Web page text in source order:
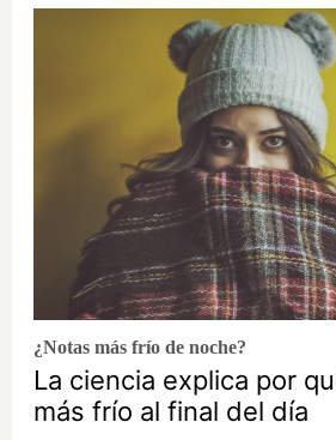
¿Notas más frío de noche?
La ciencia explica por
más frío al final del día